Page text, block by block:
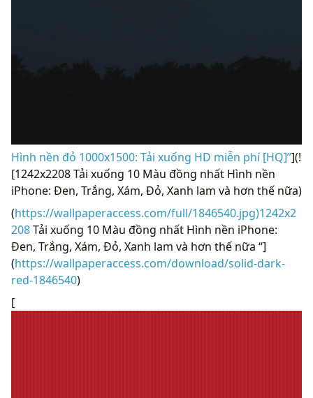
Hình nền đỏ 1000x1500: Tải xuống HD miễn phí [HQ]”](!
[1242x2208 Tải xuống 10 Màu đồng nhất Hình nền
iPhone: Đen, Trắng, Xám, Đỏ, Xanh lam và hơn thế nữa)
(https://wallpaperaccess.com/full/1846540.jpg)1242x2
208Tải xuống 10 Màu đồng nhất Hình nền iPhone:
Đen, Trắng, Xám, Đỏ, Xanh lam và hơn thế nữa “]
(https://wallpaperaccess.com/download/solid-dark-
red-1846540)
[